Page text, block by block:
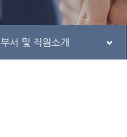
부서 및 직원소개